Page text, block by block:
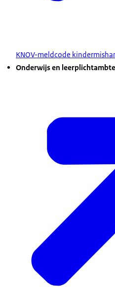
KNOV-meldcode
Onderwijs en